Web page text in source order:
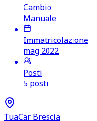
Cambio
Manuale
Immatricolazione
mag 2022
Posti
5 posti
TuaCar Brescia